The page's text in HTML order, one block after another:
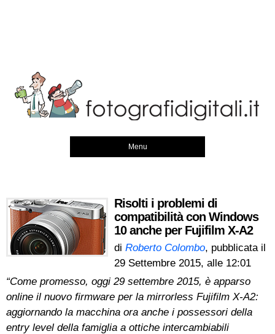
Menu
Risolti i problemi di
compatibilità con Windows
10 anche per Fujifilm X-A2
di Roberto Colombo, pubblicata il
29 Settembre 2015, alle 12:01
“Come promesso, oggi 29 settembre 2015, è apparso
online il nuovo firmware per la mirrorless Fujifilm X-A2:
aggiornando la macchina ora anche i possessori della
entry level della famiglia a ottiche intercambiabili